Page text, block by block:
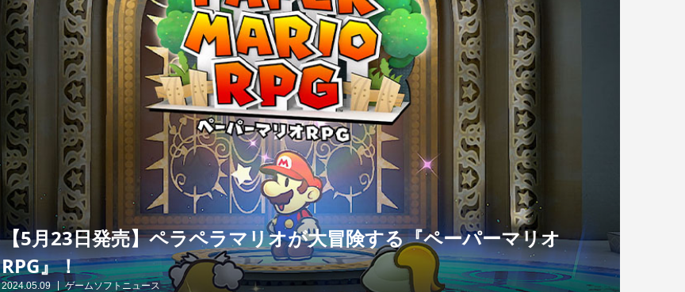
【5月23日発売】ペラペラマリオが大冒険する『ペーパーマリオ
RPG』！
2024.05.09 ゲームソフトニュース